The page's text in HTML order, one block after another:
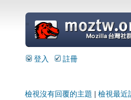
=
登入 註冊
檢視沒有回覆的主題 檢視最近